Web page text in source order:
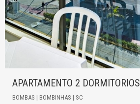
APARTAMENTO 2 DORMITORIOS
BOMBAS | BOMBINHAS | SC